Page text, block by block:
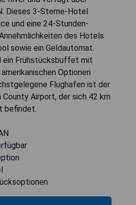
Dieses 3-Sterne-Hotel
und eine 24-Stunden-
des Hotels
sowie ein Geldautomat.
ein Frühstücksbuffet mit
Optionen
Flughafen ist der
County Airport, der sich 42 km
befindet.